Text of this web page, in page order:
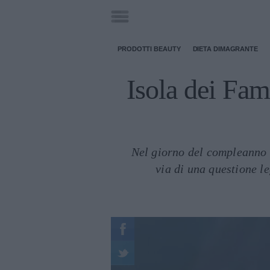
PRODOTTI BEAUTY DIETA DIMAGRANTE
Isola dei
Nel giorno del
via di una questione